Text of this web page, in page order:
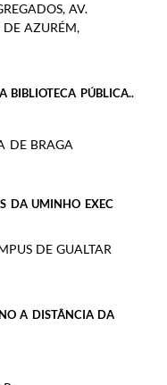
AV.
AZURÉM,
BIBLIOTECA PÚBLICA..
DE BRAGA
DA UMINHO EXEC
DE GUALTAR
A DISTÂNCIA DA